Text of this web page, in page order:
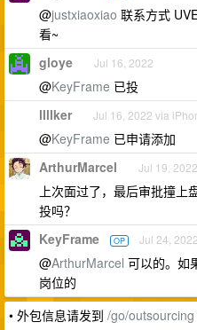
@justxiaoxiao 联系方式
看~
gloye Jul 16, 2022
@KeyFrame 已投
llllker Jul 16, 2022 via
@KeyFrame 已申请添加
ArthurMarcel Jul 19, 2022
上次面过了，最后审批撞
投吗？
KeyFrame OP Jul 24, 2022
@ArthurMarcel 可以的。如
岗位的
• 外包信息请发到 /go/outsourcing